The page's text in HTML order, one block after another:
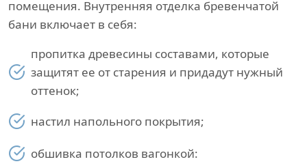
помещения. Внутренняя отделка бревенчатой
бани включает в себя:
пропитка древесины составами, которые
защитят ее от старения и придадут нужный
оттенок;
настил напольного покрытия;
обшивка потолков вагонкой: